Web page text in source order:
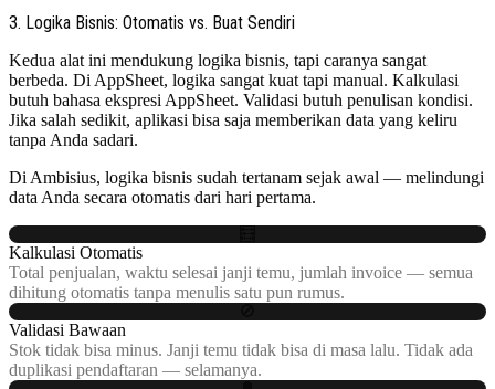
3. Logika Bisnis: Otomatis vs. Buat Sendiri
Kedua alat ini mendukung logika bisnis, tapi caranya sangat
berbeda. Di AppSheet, logika sangat kuat tapi manual. Kalkulasi
butuh bahasa ekspresi AppSheet. Validasi butuh penulisan kondisi.
Jika salah sedikit, aplikasi bisa saja memberikan data yang keliru
tanpa Anda sadari.
Di Ambisius, logika bisnis sudah tertanam sejak awal — melindungi
data Anda secara otomatis dari hari pertama.
Kalkulasi Otomatis
Total penjualan, waktu selesai janji temu, jumlah invoice — semua
dihitung otomatis tanpa menulis satu pun rumus.
Validasi Bawaan
Stok tidak bisa minus. Janji temu tidak bisa di masa lalu. Tidak ada
duplikasi pendaftaran — selamanya.